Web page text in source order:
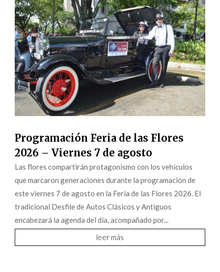
Programación Feria de las Flores
2026 – Viernes 7 de agosto
Las flores compartirán protagonismo con los vehículos
que marcaron generaciones durante la programación de
este viernes 7 de agosto en la Feria de las Flores 2026. El
tradicional Desfile de Autos Clásicos y Antiguos
encabezará la agenda del día, acompañado por...
leer más